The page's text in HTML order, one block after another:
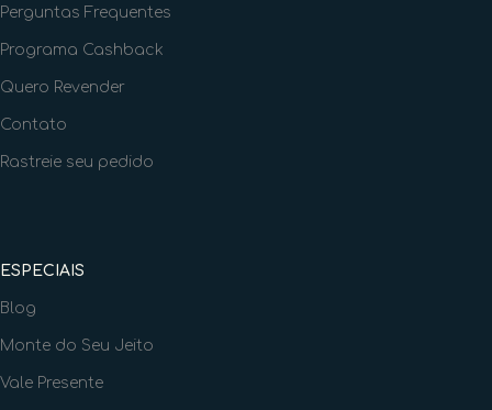
Perguntas Frequentes
Programa Cashback
Quero Revender
Contato
Rastreie seu pedido
ESPECIAIS
Blog
Monte do Seu Jeito
Vale Presente